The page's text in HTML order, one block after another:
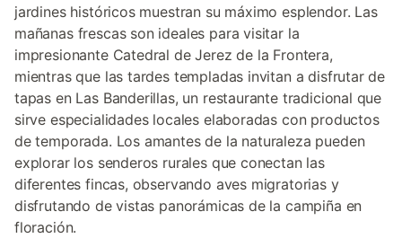
jardines históricos muestran su máximo esplendor. Las
mañanas frescas son ideales para visitar la
impresionante Catedral de Jerez de la Frontera,
mientras que las tardes templadas invitan a disfrutar de
tapas en Las Banderillas, un restaurante tradicional que
sirve especialidades locales elaboradas con productos
de temporada. Los amantes de la naturaleza pueden
explorar los senderos rurales que conectan las
diferentes fincas, observando aves migratorias y
disfrutando de vistas panorámicas de la campiña en
floración.